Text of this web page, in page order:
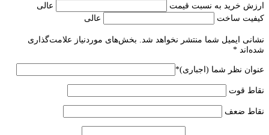
ارزش خرید به نسبت قیمت
عالی
کیفیت ساخت
عالی
نشانی ایمیل شما منتشر نخواهد شد.
بخش‌های موردنیاز علامت‌گذاری
شده‌اند *
عنوان نظر شما (اجباری)*
نقاط قوت
نقاط ضعف